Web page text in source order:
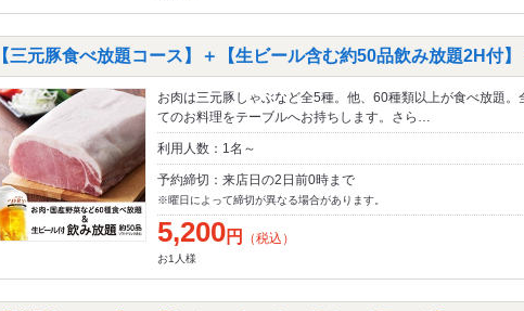
【三元豚食べ放題コース】＋【生ビール含む約50品飲み放題2H付】
お肉は三元豚しゃぶなど全5種。他、60種類以上が食べ放題。
てのお料理をテーブルへお持ちします。さら…
利用人数：1名～
予約締切：来店日の2日前0時まで
※曜日によって締切が異なる場合があります。
5,200円 （税込）
お1人様